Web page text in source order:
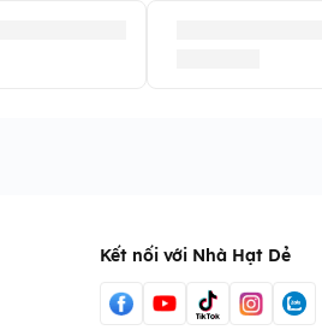
Kết nối với Nhà Hạt Dẻ